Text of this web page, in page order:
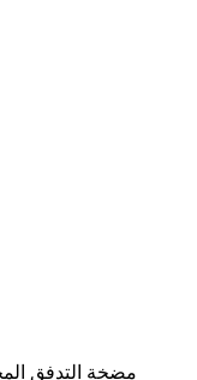
مضخة التدفق